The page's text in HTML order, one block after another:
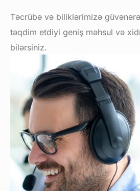
Təcrübə və biliklərimizə
təqdim etdiyi geniş məhsul və
bilərsiniz.
Sifariş blankası